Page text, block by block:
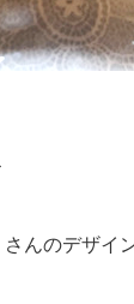
んのデザイ